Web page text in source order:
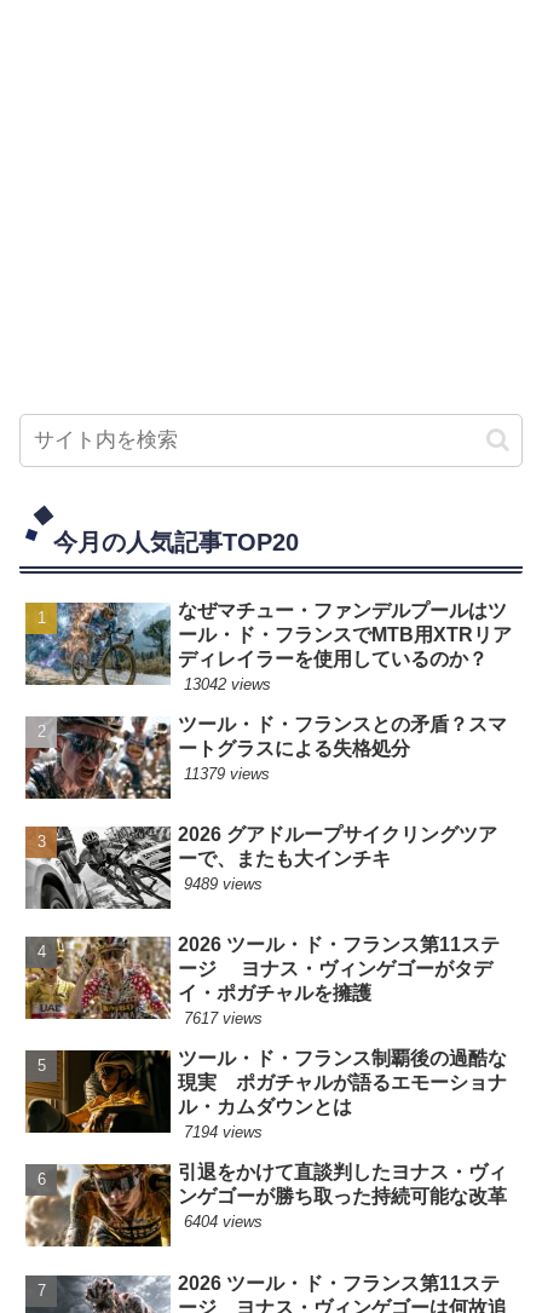
今月の人気記事TOP20
なぜマチュー・ファンデルプールはツ
ール・ド・フランスでMTB用XTRリア
ディレイラーを使用しているのか？
13042 views
ツール・ド・フランスとの矛盾？スマ
ートグラスによる失格処分
11379 views
2026 グアドループサイクリングツア
ーで、またも大インチキ
9489 views
2026 ツール・ド・フランス第11ステ
ージ ヨナス・ヴィンゲゴーがタデ
イ・ポガチャルを擁護
7617 views
ツール・ド・フランス制覇後の過酷な
現実 ポガチャルが語るエモーショナ
ル・カムダウンとは
7194 views
引退をかけて直談判したヨナス・ヴィ
ンゲゴーが勝ち取った持続可能な改革
6404 views
2026 ツール・ド・フランス第11ステ
ージ ヨナス・ヴィンゲゴーは何故追